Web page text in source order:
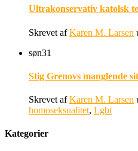
Ultrakonservativ katolsk
Skrevet afKaren M. Larsen
søn31
Stig Grenovs manglende
Skrevet afKaren M. Larsen
homoseksualitet, Lgbt
Kategorier